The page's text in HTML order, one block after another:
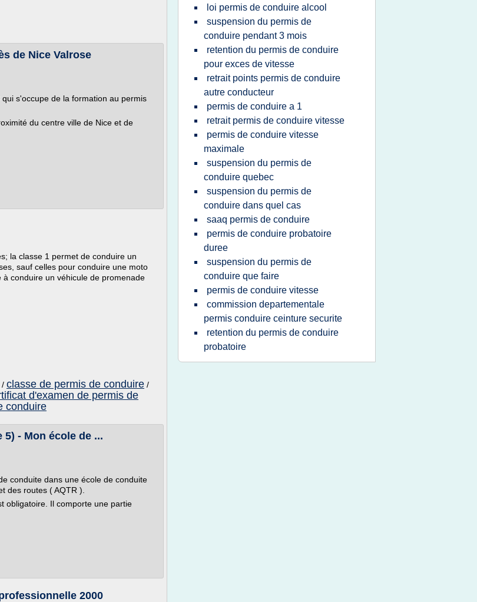
de Nice Valrose
s'occupe de la formation au permis
du centre ville de Nice et de
la classe 1 permet de conduire un
sauf celles pour conduire une moto
conduire un véhicule de promenade
/ classe de permis de conduire /
d'examen de permis de
conduire
- Mon école de ...
conduite dans une école de conduite
des routes ( AQTR ).
obligatoire. Il comporte une partie
2000
loi permis de conduire alcool
suspension du permis de
conduire pendant 3 mois
retention du permis de conduire
pour exces de vitesse
retrait points permis de conduire
autre conducteur
permis de conduire a 1
retrait permis de conduire vitesse
permis de conduire vitesse
maximale
suspension du permis de
conduire quebec
suspension du permis de
conduire dans quel cas
saaq permis de conduire
permis de conduire probatoire
duree
suspension du permis de
conduire que faire
permis de conduire vitesse
commission departementale
permis conduire ceinture securite
retention du permis de conduire
probatoire